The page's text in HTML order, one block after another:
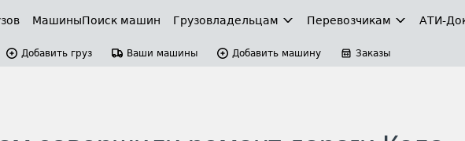
МашиныПоиск машин Грузовладельцам Перевозчикам АТИ-
Добавить груз Ваши машины Добавить машину Заказы